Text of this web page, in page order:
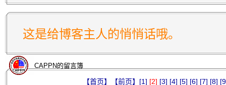
这是给博客主人的悄悄话哦。
CAPPN的留言簿
【首页】 【前页】 [1] [2] [3] [4] [5] [6] [7] [8]